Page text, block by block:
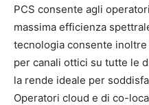
PCS consente agli
massima efficienza
tecnologia consente
per canali ottici su tutte le
la rende ideale per
Operatori cloud e di co-